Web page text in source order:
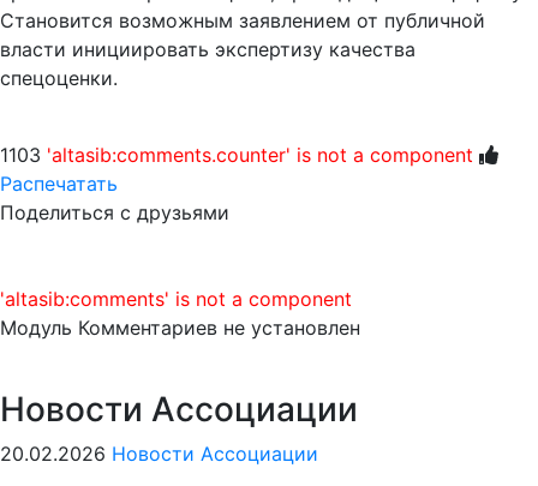
Становится возможным заявлением от публичной
власти инициировать экспертизу качества
спецоценки.
1103 'altasib:comments.counter' is not a component
Распечатать
Поделиться с друзьями
'altasib:comments' is not a component
Модуль Комментариев не установлен
Новости Ассоциации
20.02.2026 Новости Ассоциации